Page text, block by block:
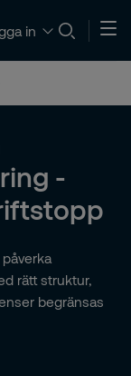
in
-
rätt struktur,
begränsas